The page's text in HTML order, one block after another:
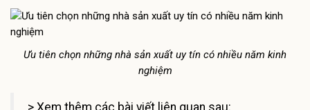
Ưu tiên chọn những nhà sản xuất uy tín có nhiều năm kinh
nghiệm
> Xem thêm các bài viết liên quan sau: